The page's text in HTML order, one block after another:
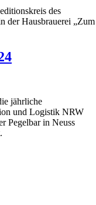
des
der Hausbrauerei „Zum
jährliche
und Logistik NRW
Pegelbar in Neuss